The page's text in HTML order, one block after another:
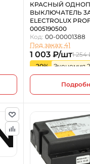
КРАСНЫЙ
ВЫКЛЮЧАТЕЛЬ
ELECTROLUX
0005190500
Код: 00-00001388
Под заказ: 41
1 003 ₽/шт1 254
-20%
Экономия